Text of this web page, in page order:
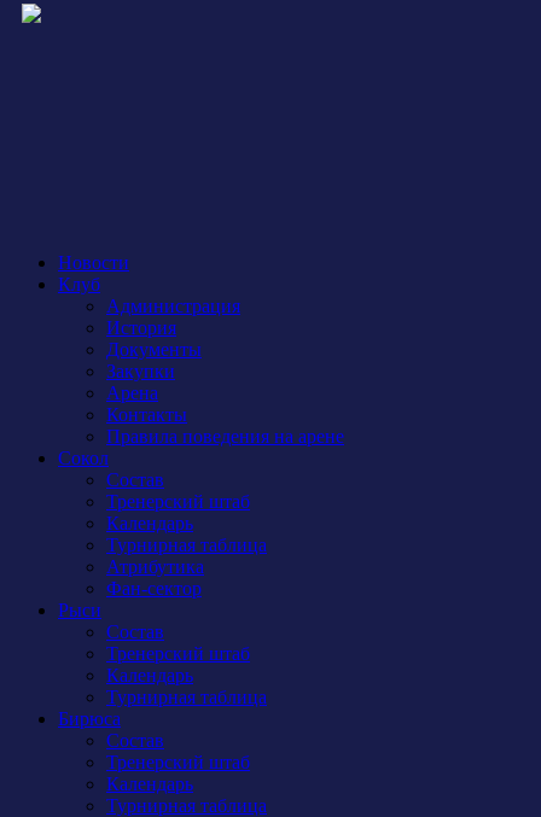
Новости
Клуб
Администрация
История
Документы
Закупки
Арена
Контакты
Правила поведения на арене
Сокол
Состав
Тренерский штаб
Календарь
Турнирная таблица
Атрибутика
Фан-сектор
Рыси
Состав
Тренерский штаб
Календарь
Турнирная таблица
Бирюса
Состав
Тренерский штаб
Календарь
Турнирная таблица